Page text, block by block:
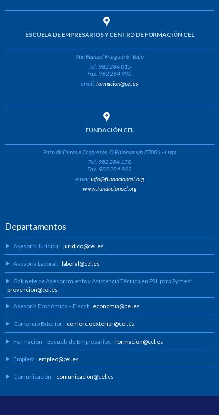
ESCUELA DE EMPRESARIOS Y CENTRO DE FORMACIÓN CEL
Rúa Manuel Murguía 6 - Bajo
Tel. 982 284 015
Fax. 982 284 990
email:formacion@cel.es
FUNDACIÓN CEL
Pazo de Feiras e Congresos, O Palomar s/n 27004 - Lugo
Tel. 982 284 150
Fax. 982 284 922
email:info@fundacioncel.org
www.fundacioncel.org
Departamentos
Asesoría Jurídica: juridico@cel.es
Asesoría Laboral: laboral@cel.es
Gabinete de Asesoramiento y Asistencia Técnica en PRL para Pymes:
prevencion@cel.es
Asesoría Económico – Fiscal: economia@cel.es
Comercio Exterior: comercioexterior@cel.es
Formación – Escuela de Empresarios: formacion@cel.es
Empleo: empleo@cel.es
Comunicación: comunicacion@cel.es